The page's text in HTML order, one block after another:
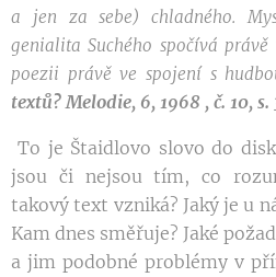
a jen za sebe)chladného.
genialitaSuchého spočívá právě
poezii právě ve spojení s
textů? Melodie, 6, 1968 , č. 10, s.
To je Štaidlovo slovo do
jsou či nejsou tím, co
takový text vzniká? Jaký je u
Kam dnes směřuje? Jaké
a jim podobné problémy v